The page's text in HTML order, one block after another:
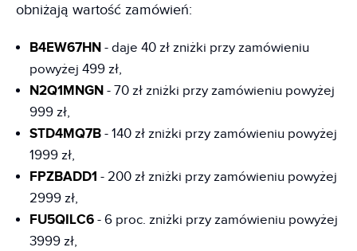
obniżają wartość zamówień:
B4EW67HN - daje 40 zł zniżki przy zamówieniu
powyżej 499 zł,
N2Q1MNGN - 70 zł zniżki przy zamówieniu powyżej
999 zł,
STD4MQ7B - 140 zł zniżki przy zamówieniu powyżej
1999 zł,
FPZBADD1 - 200 zł zniżki przy zamówieniu powyżej
2999 zł,
FU5QILC6 - 6 proc. zniżki przy zamówieniu powyżej
3999 zł,